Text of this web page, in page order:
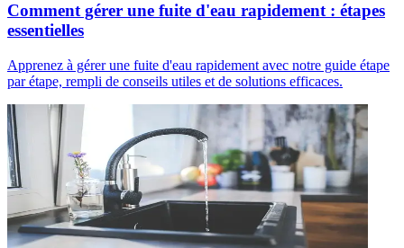
Comment gérer une fuite d'eau rapidement : étapes
essentielles
Apprenez à gérer une fuite d'eau rapidement avec notre guide étape
par étape, rempli de conseils utiles et de solutions efficaces.